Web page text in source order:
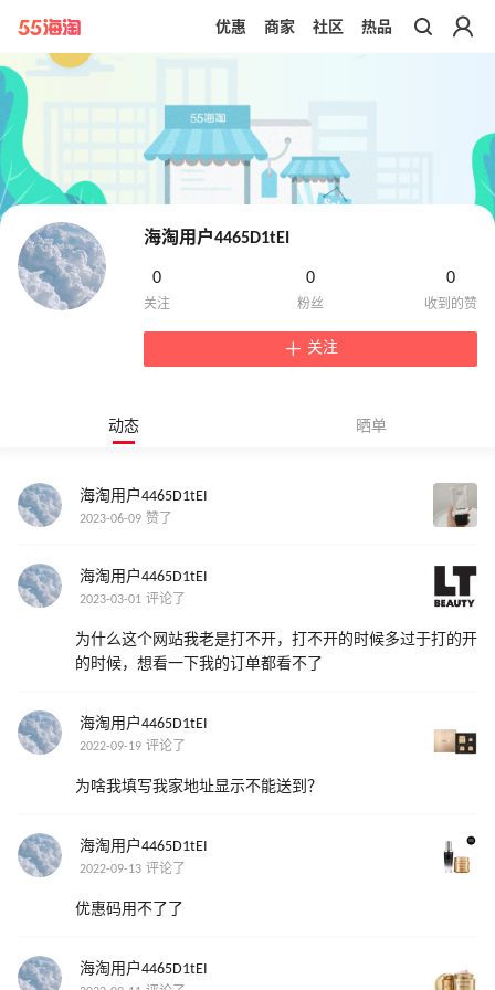
带你去官网买正品
优惠 商家 社区 热品
海淘用户4465D1tEI
0 0 0
关注
动态 晒单
海淘用户4465D1tEI
2023-06-09 赞了
海淘用户4465D1tEI
2023-03-01 评论了
为什么这个网站我老是打不开，打不开的时候多过于打的开
的时候，想看一下我的订单都看不了
海淘用户4465D1tEI
2022-09-19 评论了
为啥我填写我家地址显示不能送到？
海淘用户4465D1tEI
2022-09-13 评论了
优惠码用不了了
海淘用户4465D1tEI